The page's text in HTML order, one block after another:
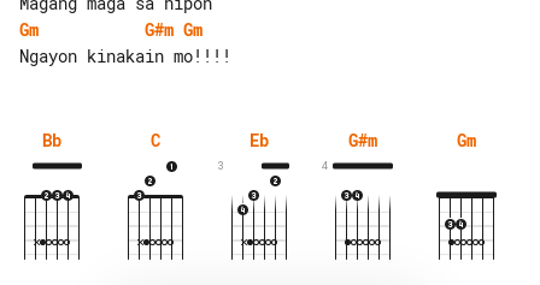
Gm
G#m Gm
Bb C Eb
3
G#m
4
Gm